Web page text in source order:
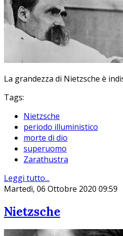
La grandezza di Nietzsche è
Tags:
Nietzsche
periodo illuministico
morte di dio
superuomo
Zarathustra
Leggi tutto...
Martedì, 06 Ottobre 2020 09:59
Nietzsche